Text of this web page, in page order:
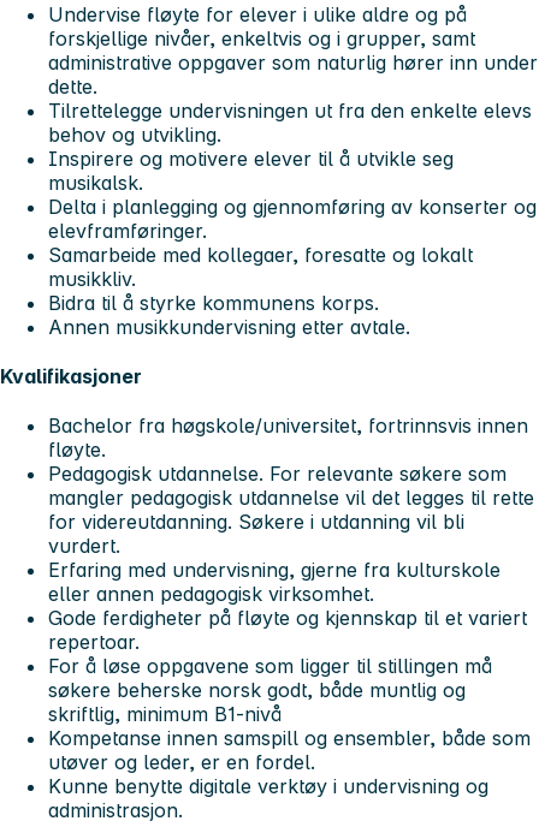
Undervise fløyte for elever i ulike aldre og på
forskjellige nivåer, enkeltvis og i grupper, samt
administrative oppgaver som naturlig hører inn under
dette.
Tilrettelegge undervisningen ut fra den enkelte elevs
behov og utvikling.
Inspirere og motivere elever til å utvikle seg
musikalsk.
Delta i planlegging og gjennomføring av konserter og
elevframføringer.
Samarbeide med kollegaer, foresatte og lokalt
musikkliv.
Bidra til å styrke kommunens korps.
Annen musikkundervisning etter avtale.
Kvalifikasjoner
Bachelor fra høgskole/universitet, fortrinnsvis innen
fløyte.
Pedagogisk utdannelse. For relevante søkere som
mangler pedagogisk utdannelse vil det legges til rette
for videreutdanning. Søkere i utdanning vil bli
vurdert.
Erfaring med undervisning, gjerne fra kulturskole
eller annen pedagogisk virksomhet.
Gode ferdigheter på fløyte og kjennskap til et variert
repertoar.
For å løse oppgavene som ligger til stillingen må
søkere beherske norsk godt, både muntlig og
skriftlig, minimum B1-nivå
Kompetanse innen samspill og ensembler, både som
utøver og leder, er en fordel.
Kunne benytte digitale verktøy i undervisning og
administrasjon.